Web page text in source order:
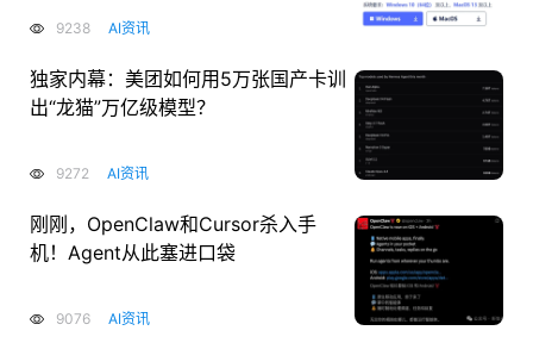
9238 AI资讯
独家内幕：美团如何用5万张国产卡训
出“龙猫”万亿级模型？
9272 AI资讯
刚刚，OpenClaw和Cursor杀入手
机！Agent从此塞进口袋
9076 AI资讯